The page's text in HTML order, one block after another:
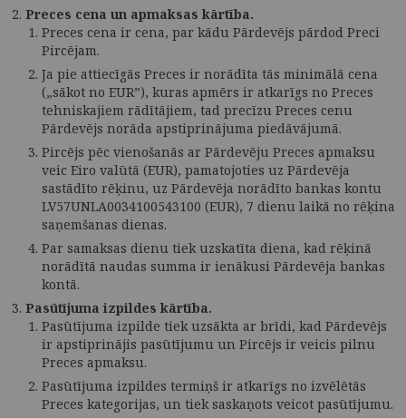
Preces cena un apmaksas kārtība.
Preces cena ir cena, par kādu Pārdevējs pārdod Preci
Pircējam.
Ja pie attiecīgās Preces ir norādīta tās minimālā cena
(„sākot no EUR”), kuras apmērs ir atkarīgs no Preces
tehniskajiem rādītājiem, tad precīzu Preces cenu
Pārdevējs norāda apstiprinājuma piedāvājumā.
Pircējs pēc vienošanās ar Pārdevēju Preces apmaksu
veic Eiro valūtā (EUR), pamatojoties uz Pārdevēja
sastādīto rēķinu, uz Pārdevēja norādīto bankas kontu
LV57UNLA0034100543100 (EUR), 7 dienu laikā no rēķina
saņemšanas dienas.
Par samaksas dienu tiek uzskatīta diena, kad rēķinā
norādītā naudas summa ir ienākusi Pārdevēja bankas
kontā.
Pasūtījuma izpildes kārtība.
Pasūtījuma izpilde tiek uzsākta ar brīdi, kad Pārdevējs
ir apstiprinājis pasūtījumu un Pircējs ir veicis pilnu
Preces apmaksu.
Pasūtījuma izpildes termiņš ir atkarīgs no izvēlētās
Preces kategorijas, un tiek saskaņots veicot pasūtījumu.